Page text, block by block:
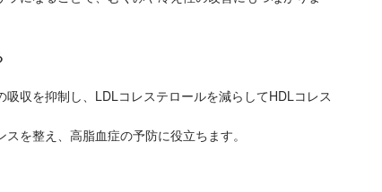
収を抑制し、LDLコレステロールを減らしてHDLコレス
を整え、高脂血症の予防に役立ちます。